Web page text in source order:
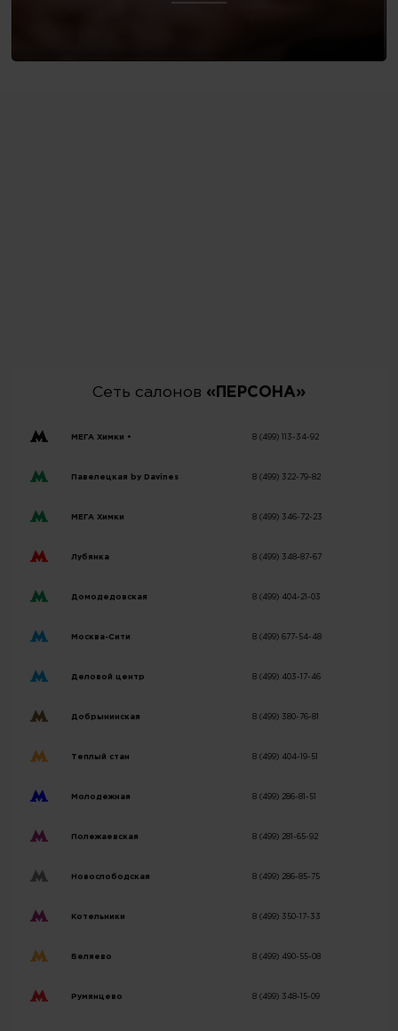
Сеть салонов «ПЕРСОНА»
МЕГА Химки • 8 (499) 113-34-92
Павелецкая by Davines 8 (499) 322-79-82
МЕГА Химки 8 (499) 346-72-23
Лубянка 8 (499) 348-87-67
Домодедовская 8 (499) 404-21-03
Москва-Сити 8 (499) 677-54-48
Деловой центр 8 (499) 403-17-46
Добрынинская 8 (499) 380-76-81
Теплый стан 8 (499) 404-19-51
Молодежная 8 (499) 286-81-51
Полежаевская 8 (499) 281-65-92
Новослободская 8 (499) 286-85-75
Котельники 8 (499) 350-17-33
Беляево 8 (499) 490-55-08
Румянцево 8 (499) 348-15-09